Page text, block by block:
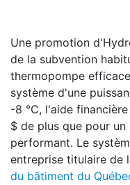
Hydro bonifie sa
Une promotion
de la subvention
thermopompe
système d'une
-8 °C, l'aide
$ de plus que pour
performant. Le
entreprise titulaire de
du bâtiment du